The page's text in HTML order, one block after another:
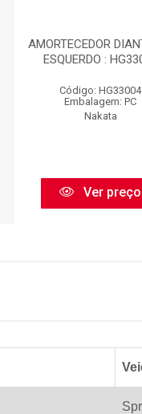
AMORTECEDOR
ESQUERDO :
Código: HG33004
Embalagem: PC
Nakata
Ver preço